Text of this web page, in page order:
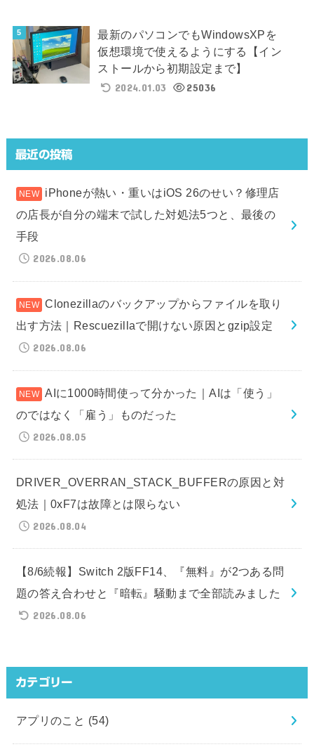
最新のパソコンでもWindowsXPを
仮想環境で使えるようにする【イン
ストールから初期設定まで】
2024.01.03
25036
最近の投稿
iPhoneが熱い・重いはiOS 26のせい？修理店
の店長が自分の端末で試した対処法5つと、最後の
手段
2026.08.06
Clonezillaのバックアップからファイルを取り
出す方法｜Rescuezillaで開けない原因とgzip設定
2026.08.06
AIに1000時間使って分かった｜AIは「使う」
のではなく「雇う」ものだった
2026.08.05
DRIVER_OVERRAN_STACK_BUFFERの原因と対
処法｜0xF7は故障とは限らない
2026.08.04
【8/6続報】Switch 2版FF14、『無料』が2つある問
題の答え合わせと『暗転』騒動まで全部読みました
2026.08.06
カテゴリー
アプリのこと (54)